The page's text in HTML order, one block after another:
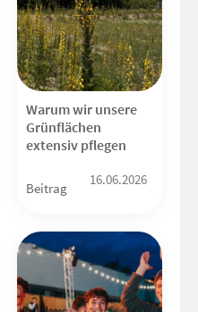
Warum wir unsere
Grünflächen
extensiv pflegen
Beitrag
16.06.2026